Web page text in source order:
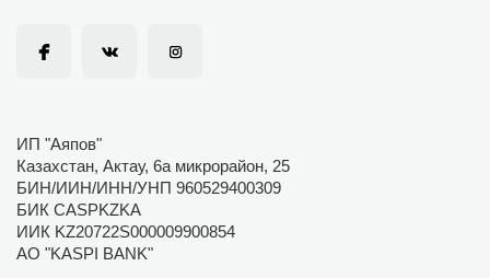
ИП "Аяпов"
Казахстан, Актау, 6а микрорайон, 25
БИН/ИИН/ИНН/УНП 960529400309
БИК CASPKZKA
ИИК KZ20722S000009900854
АО "KASPI BANK"